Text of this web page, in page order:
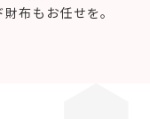
布もお任せを。